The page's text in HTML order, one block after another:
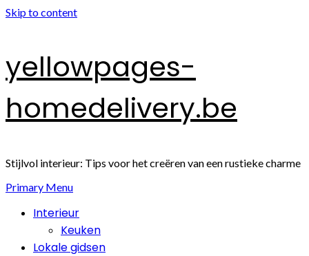
Skip to content
yellowpages-
homedelivery.be
Stijlvol interieur: Tips voor het creëren van een rustieke charme
Primary Menu
Interieur
Keuken
Lokale gidsen